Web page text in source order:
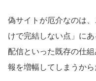
偽サイトが厄介なのは
けで完結しない点」に
配信といった既存の仕
報を増幅してしまうから